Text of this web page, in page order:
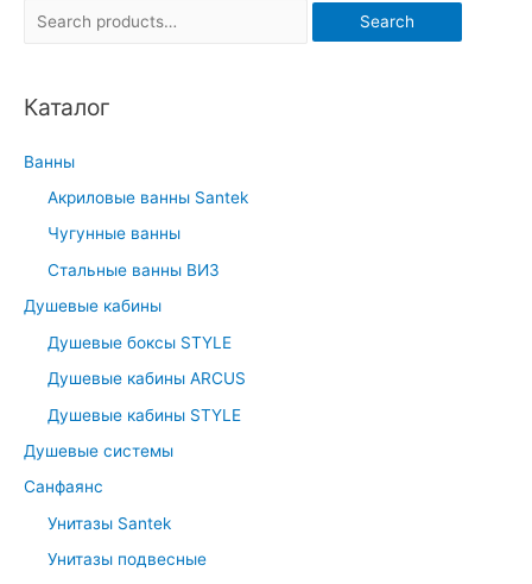
r
h
:
Search
Каталог
Ванны
Акриловые ванны Santek
Чугунные ванны
Стальные ванны ВИЗ
Душевые кабины
Душевые боксы STYLE
Душевые кабины ARCUS
Душевые кабины STYLE
Душевые системы
Санфаянс
Унитазы Santek
Унитазы подвесные